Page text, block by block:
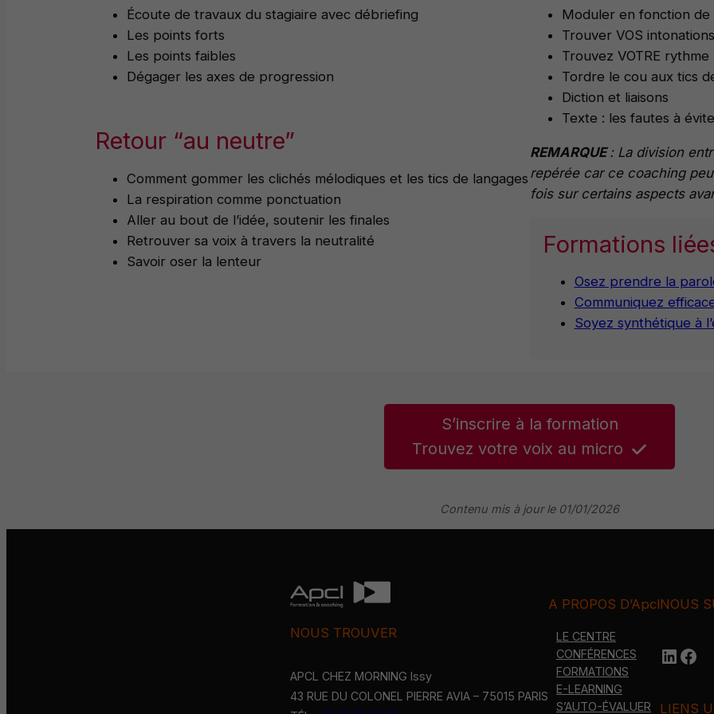
Écoute de travaux du stagiaire avec débriefing
Les points forts
Les points faibles
Dégager les axes de progression
Retour “au neutre”
Comment gommer les clichés mélodiques et les tics de langages
La respiration comme ponctuation
Aller au bout de l’idée, soutenir les finales
Retrouver sa voix à travers la neutralité
Savoir oser la lenteur
Moduler en fonction de
Trouver VOS intonations
Trouvez VOTRE rythme
Tordre le cou aux tics
Diction et liaisons
Texte : les fautes à
REMARQUE : La division
repérée car ce coaching
fois sur certains aspects
Formations
Osez prendre la
Communiquez
Soyez synthétique à
S’inscrire à la formation
Trouvez votre voix au micro
Contenu mis à jour le 01/01/2026
NOUS TROUVER
APCL CHEZ MORNING Issy
43 RUE DU COLONEL PIERRE AVIA – 75015 PARIS
A PROPOS D’Apcl
LE CENTRE
CONFÉRENCES
FORMATIONS
E-LEARNING
S’AUTO-ÉVALUER
NOUS
LIENS